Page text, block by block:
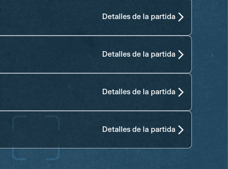
Detalles de la partida
Detalles de la partida
Detalles de la partida
Detalles de la partida